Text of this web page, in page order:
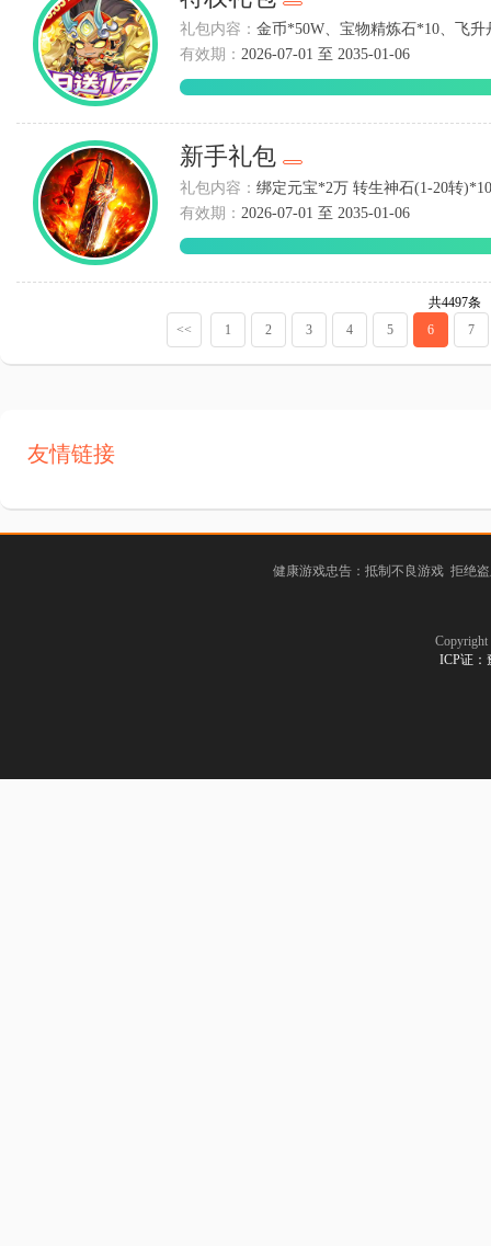
礼包内容： 金币*50W、宝物精炼石*10、飞升
有效期： 2026-07-01 至 2035-01-06
新手礼包
礼包内容： 绑定元宝*2万 转生神石(1-20转)*10
有效期： 2026-07-01 至 2035-01-06
共4497条
<<
1 2 3 4 5 6 7
友情链接
健康游戏忠告：抵制不良游戏 拒绝
ICP证：